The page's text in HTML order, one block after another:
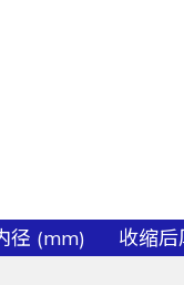
径 (mm) 收缩